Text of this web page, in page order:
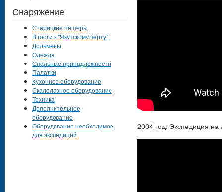
2004 год. Экспедиция на
Снаряжение
Старицкие пещеры
В гости к "Якутскому чёрту"
Дольмены
Одежда
Спальные принадлежности
Палатки
Кухонное оборудование
Скалолазное оборудование
Техника
Дополнительное
оборудование
Оборудование необходимое
для экспедиций